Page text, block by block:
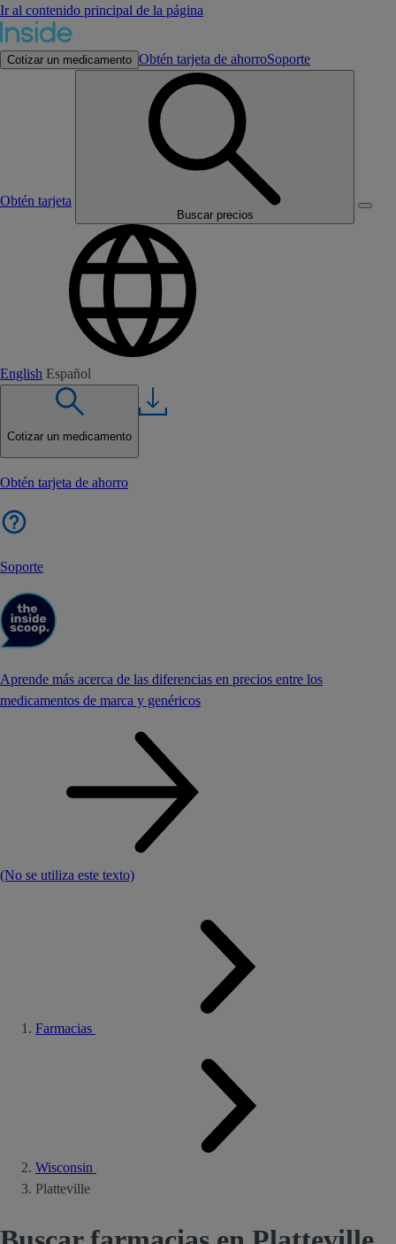
Ir al contenido principal de la página
Cotizar un medicamento Obtén tarjeta de ahorroSoporte
Obtén tarjeta
Buscar precios
English Español
Cotizar un medicamento
Obtén tarjeta de ahorro
Soporte
Aprende más acerca de las diferencias en precios entre los
medicamentos de marca y genéricos
(No se utiliza este texto)
Farmacias
Wisconsin
Platteville